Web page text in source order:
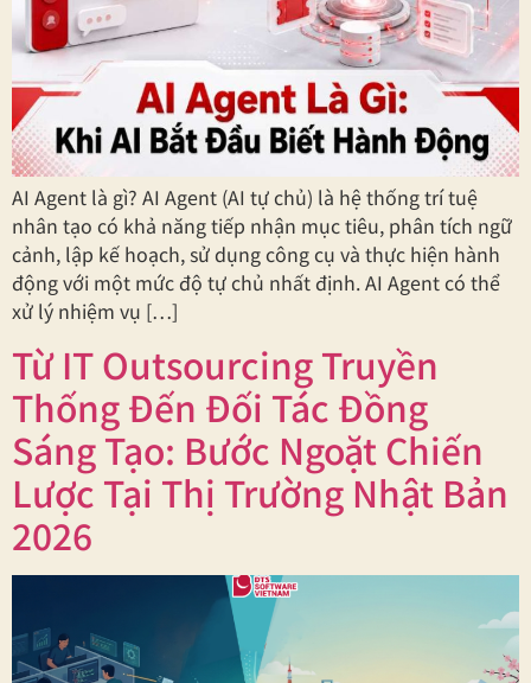
AI Agent là gì? AI Agent (AI tự chủ) là hệ thống trí tuệ
nhân tạo có khả năng tiếp nhận mục tiêu, phân tích ngữ
cảnh, lập kế hoạch, sử dụng công cụ và thực hiện hành
động với một mức độ tự chủ nhất định. AI Agent có thể
xử lý nhiệm vụ […]
Từ IT Outsourcing Truyền
Thống Đến Đối Tác Đồng
Sáng Tạo: Bước Ngoặt Chiến
Lược Tại Thị Trường Nhật Bản
2026